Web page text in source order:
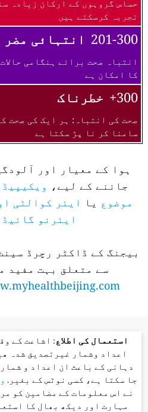
حساس گروہوں کے ارکان زیادہ
تجربہ کرسکتے ہیں
201-300 انتہائی مضر
انتباہ صحت برائے ہنگامی
کا امکان ہے
300+ خطرناک
صحت کی انتباہ: ہر ایک کی صحت
سامنا کر نا پڑ سکتا ہے
ہوا کے معیار اور
جاننے کے لیے،
موضوع یا
ایئر کوالٹی
ایئرنو گائیڈ
بیجنگ کے ڈاکٹر رچرڈ
سے متعلق بہت مفید
استعمال کی اطلاع: اشاعت کے
اعداد وشمار غیرتصدیق شدہ
دہانی کے باعث ان اعداد و
جا سکتا ہے، کسی نوٹس کے بغیر.
نے اس معلومات کے مضامین کو
مہارت اور دیکھ بھال کا